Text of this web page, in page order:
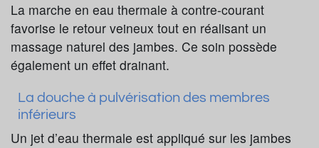
La marche en eau thermale à contre-courant
favorise le retour veineux tout en réalisant un
massage naturel des jambes. Ce soin possède
également un effet drainant.
La douche à pulvérisation des membres
inférieurs
Un jet d’eau thermale est appliqué sur les jambes